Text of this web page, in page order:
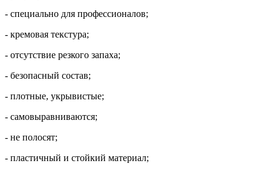
- специально для профессионалов;
- кремовая текстура;
- отсутствие резкого запаха;
- безопасный состав;
- плотные, укрывистые;
- самовыравниваются;
- не полосят;
- пластичный и стойкий материал;